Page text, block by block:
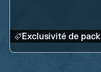
Exclusivité de pack